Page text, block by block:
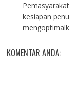
kesiapan
KOMENTAR ANDA: